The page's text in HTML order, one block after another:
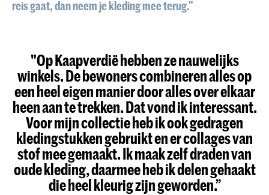
reis gaat, dan neem je kleding mee terug."
" Op Kaapverdië hebben ze nauwelijks
winkels. De bewoners combineren alles op
een heel eigen manier door alles over elkaar
heen aan te trekken. Dat vond ik interessant.
Voor mijn collectie heb ik ook gedragen
kledingstukken gebruikt en er collages van
stof mee gemaakt. Ik maak zelf draden van
oude kleding, daarmee heb ik delen gehaakt
die heel kleurig zijn geworden.”